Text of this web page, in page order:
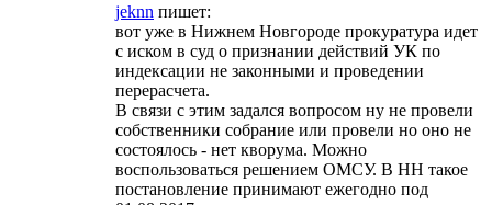
jeknn пишет:
вот уже в Нижнем Новгороде прокуратура идет
с иском в суд о признании действий УК по
индексации не законными и проведении
перерасчета.
В связи с этим задался вопросом ну не провели
собственники собрание или провели но оно не
состоялось - нет кворума. Можно
воспользоваться решением ОМСУ. В НН такое
постановление принимают ежегодно под